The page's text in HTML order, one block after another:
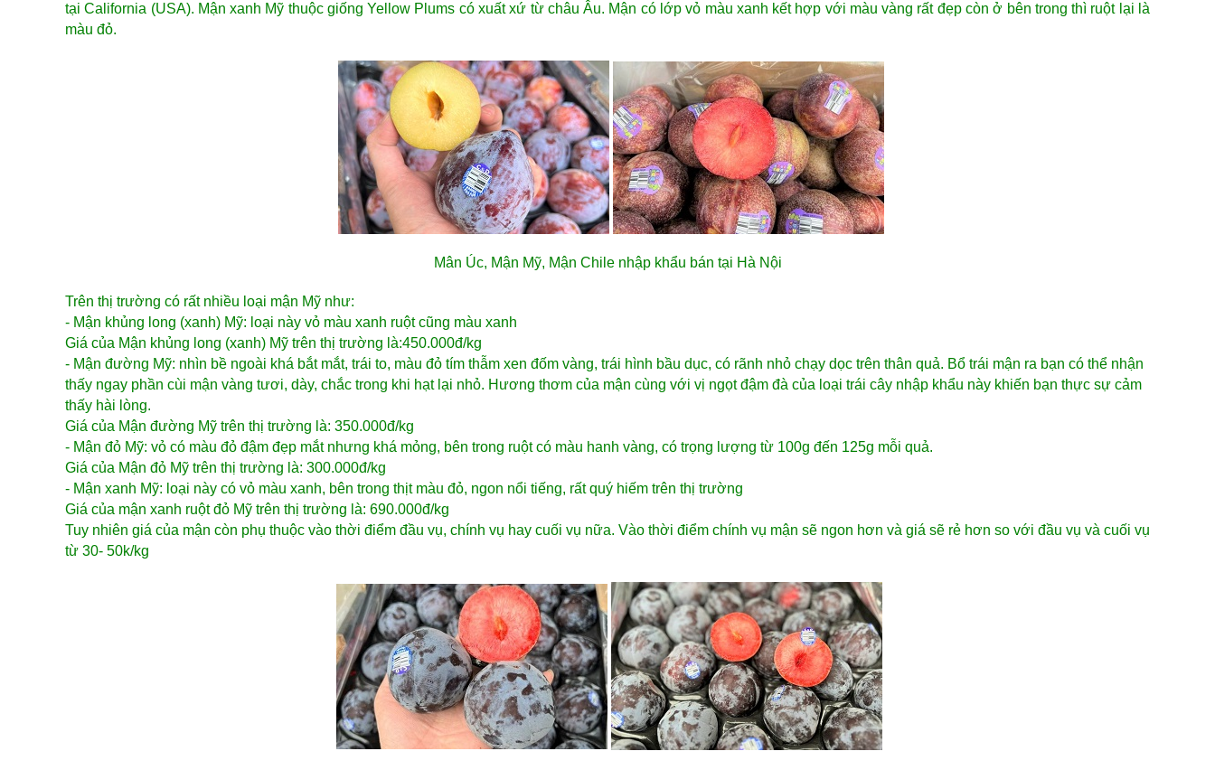
tại California (USA). Mận xanh Mỹ thuộc giống Yellow Plums có xuất xứ từ châu Âu. Mận có lớp vỏ màu xanh kết hợp với màu vàng rất đẹp còn ở bên trong thì ruột lại là
màu đỏ.
Mân Úc, Mận Mỹ, Mận Chile nhập khẩu bán tại Hà Nội
Trên thị trường có rất nhiều loại mận Mỹ như:
- Mận khủng long (xanh) Mỹ: loại này vỏ màu xanh ruột cũng màu xanh
Giá của Mận khủng long (xanh) Mỹ trên thị trường là:450.000đ/kg
- Mận đường Mỹ: nhìn bề ngoài khá bắt mắt, trái to, màu đỏ tím thẫm xen đốm vàng, trái hình bầu dục, có rãnh nhỏ chạy dọc trên thân quả. Bổ trái mận ra bạn có thể nhận
thấy ngay phần cùi mận vàng tươi, dày, chắc trong khi hạt lại nhỏ. Hương thơm của mận cùng với vị ngọt đậm đà của loại trái cây nhập khẩu này khiến bạn thực sự cảm
thấy hài lòng.
​Giá của Mận đường Mỹ trên thị trường là: 350.000đ/kg
- Mận đỏ Mỹ: vỏ có màu đỏ đậm đẹp mắt nhưng khá mỏng, bên trong ruột có màu hanh vàng, có trọng lượng từ 100g đến 125g mỗi quả.
Giá của Mận đỏ Mỹ trên thị trường là: 300.000đ/kg
- Mận xanh Mỹ: loại này có vỏ màu xanh, bên trong thịt màu đỏ, ngon nổi tiếng, rất quý hiếm trên thị trường
Giá của mận xanh ruột đỏ Mỹ trên thị trường là: 690.000đ/kg
Tuy nhiên giá của mận còn phụ thuộc vào thời điểm đầu vụ, chính vụ hay cuối vụ nữa. Vào thời điểm chính vụ mận sẽ ngon hơn và giá sẽ rẻ hơn so với đầu vụ và cuối vụ
từ 30- 50k/kg